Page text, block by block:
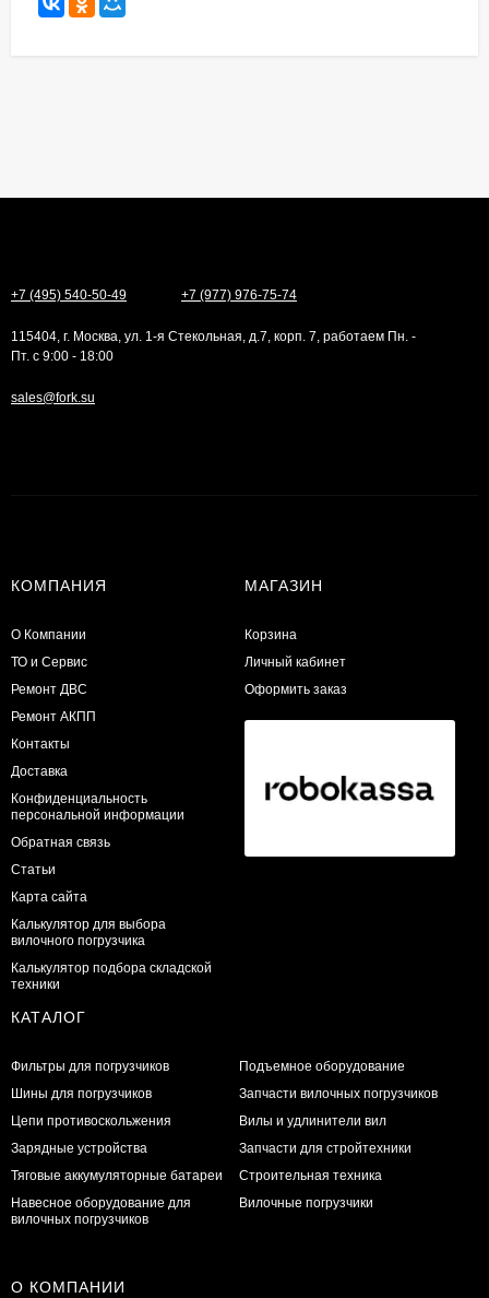
+7 (495) 540-50-49 +7 (977) 976-75-74
115404, г. Москва, ул. 1-я Стекольная, д.7, корп. 7, работаем Пн. -
Пт. с 9:00 - 18:00
sales@fork.su
КОМПАНИЯ
О Компании
ТО и Сервис
​Ремонт ДВС
Ремонт АКПП
Контакты
Доставка
Конфиденциальность
персональной информации
Обратная связь
Статьи
Карта сайта
Калькулятор для выбора
вилочного погрузчика
Калькулятор подбора складской
техники
МАГАЗИН
Корзина
Личный кабинет
Оформить заказ
КАТАЛОГ
Фильтры для погрузчиков
Шины для погрузчиков
Цепи противоскольжения
Зарядные устройства
Тяговые аккумуляторные батареи
Навесное оборудование для
вилочных погрузчиков
Подъемное оборудование
Запчасти вилочных погрузчиков
Вилы и удлинители вил
Запчасти для стройтехники
Строительная техника
Вилочные погрузчики
О КОМПАНИИ